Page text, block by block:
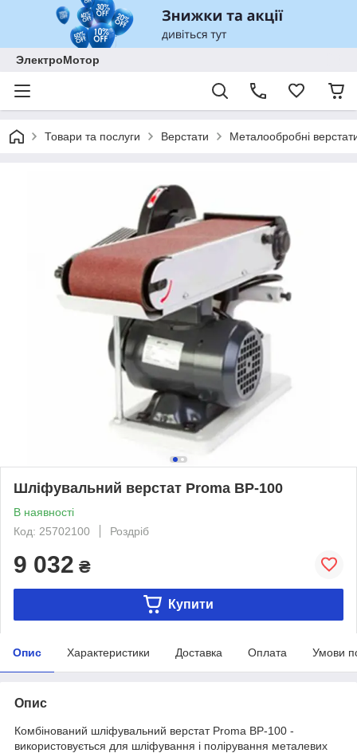
ЭлектроМотор
Товари та послуги Верстати Металообробні
Шліфувальний верстат Proma BP-100
В наявності
Код: 25702100
Роздріб
9 032 ₴
Купити
Опис Характеристики Доставка Оплата Умови
Опис
Комбінований шліфувальний верстат Proma BP-100 -
використовується для шліфування і полірування металевих